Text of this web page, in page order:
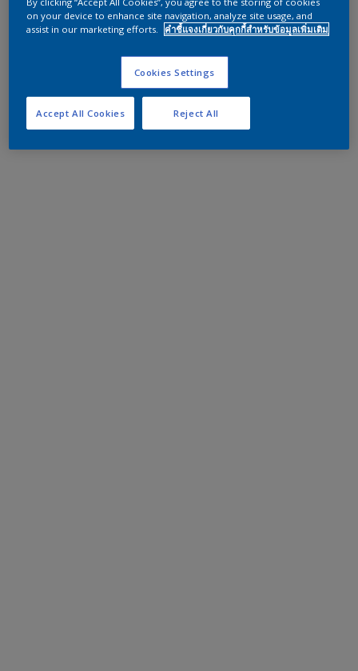
on your device to enhance site navigation, analyze site usage, and
assist in our marketing efforts.
คำชี้แจงเกี่ยวกับคุกกี้สำหรับข้อมูลเพิ่มเติม
Cookies Settings
Reject All
Accept All Cookies